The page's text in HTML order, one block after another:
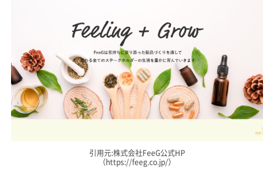
引用元:株式会社FeeG公式HP
（https://feeg.co.jp/）